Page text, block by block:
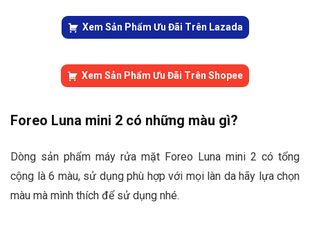
Xem Sản Phẩm Ưu Đãi Trên Lazada
Xem Sản Phẩm Ưu Đãi Trên Shopee
Foreo Luna mini 2 có những màu gì?
Dòng sản phẩm máy rửa mặt Foreo Luna mini 2 có tổng
cộng là 6 màu, sử dụng phù hợp với mọi làn da hãy lựa chọn
màu mà mình thích để sử dụng nhé.